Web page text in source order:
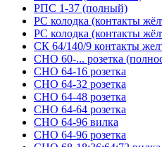
РПС 1-37 (полный)
РС колодка (контакты
РС колодка (контакты
СК 64/140/9 контакты
СНО 60-... розетка
СНО 64-16 розетка
СНО 64-32 розетка
СНО 64-48 розетка
СНО 64-64 розетка
СНО 64-96 вилка
СНО 64-96 розетка